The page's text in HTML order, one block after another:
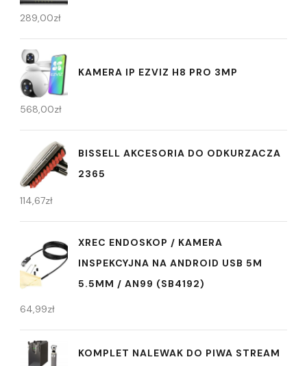
289,00zł
KAMERA IP EZVIZ H8 PRO 3MP
568,00zł
BISSELL AKCESORIA DO ODKURZACZA
2365
114,67zł
XREC ENDOSKOP / KAMERA
INSPEKCYJNA NA ANDROID USB 5M
5.5MM / AN99 (SB4192)
64,99zł
KOMPLET NALEWAK DO PIWA STREAM